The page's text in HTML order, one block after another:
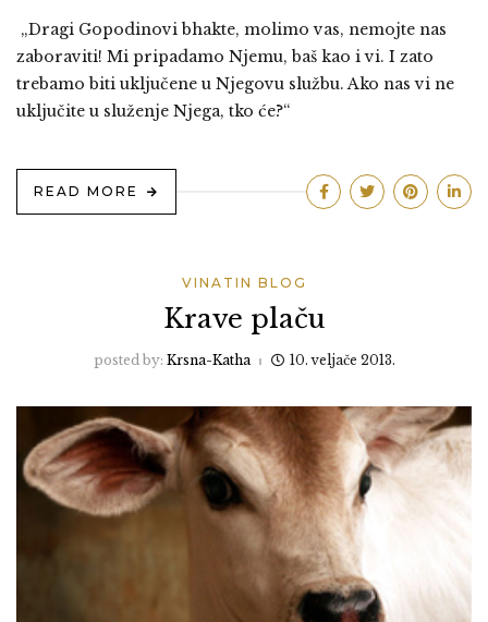
„Dragi Gopodinovi bhakte, molimo vas, nemojte nas
zaboraviti! Mi pripadamo Njemu, baš kao i vi. I zato
trebamo biti uključene u Njegovu službu. Ako nas vi ne
uključite u služenje Njega, tko će?“
READ MORE
VINATIN BLOG
Krave plaču
posted by: Krsna-Katha 10. veljače 2013.